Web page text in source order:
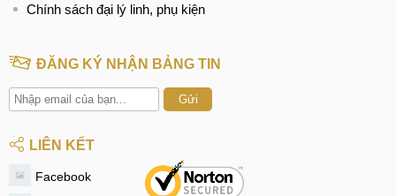
Chính sách đại lý linh, phụ kiện
ĐĂNG KÝ NHẬN BẢNG TIN
Gửi
LIÊN KẾT
Facebook